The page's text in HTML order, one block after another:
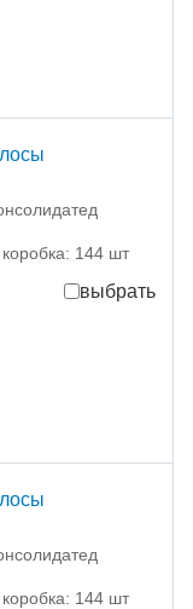
144 шт
выбрать
144 шт